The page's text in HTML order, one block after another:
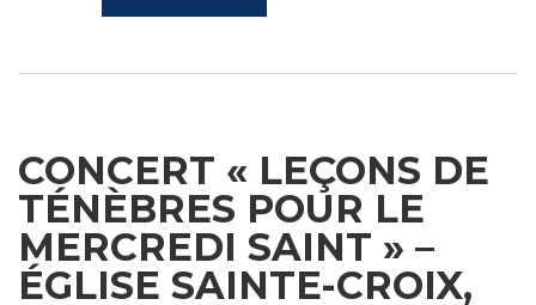
CONCERT « LEÇONS DE
TÉNÈBRES POUR LE
MERCREDI SAINT » –
ÉGLISE SAINTE-CROIX,